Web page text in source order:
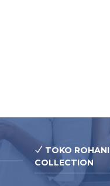
TOKO
COLLECTION